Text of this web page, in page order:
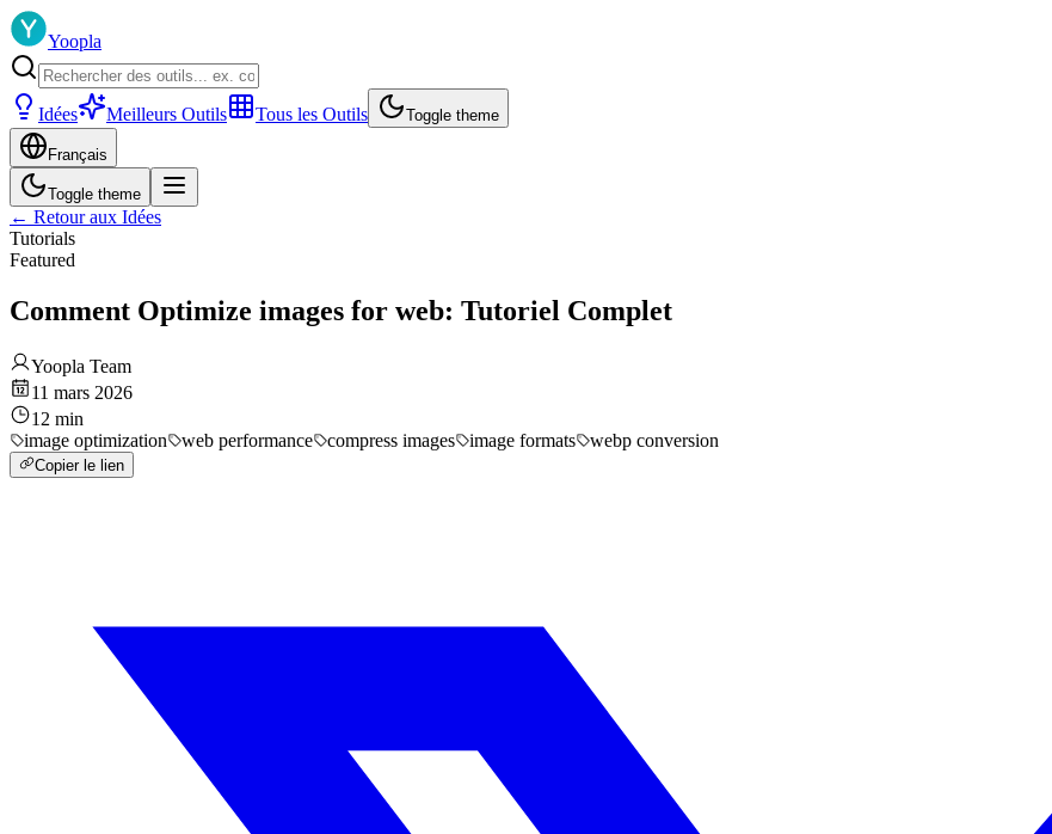
Yoopla
Idées Meilleurs Outils Tous les Outils Toggle theme
Français
Toggle theme
← Retour aux Idées
Tutorials
Featured
Comment Optimize images for web: Tutoriel Complet
Yoopla Team
11 mars 2026
12 min
image optimization
web performance compress images image formats webp conversion
Copier le lien